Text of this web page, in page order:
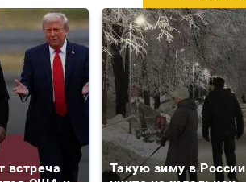
встреча
Такую зиму в России